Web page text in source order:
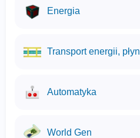
Energia
Transport energii,
Automatyka
World Gen